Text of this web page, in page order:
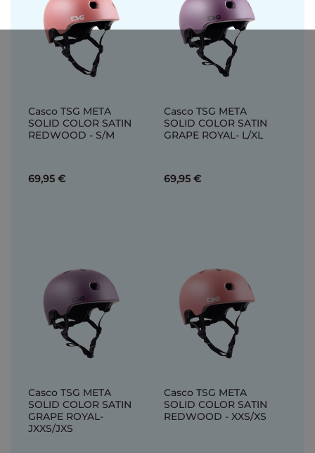
Casco TSG META
SOLID COLOR SATIN
REDWOOD - S/M
69,95 €
Casco TSG META
SOLID COLOR SATIN
GRAPE ROYAL- L/XL
69,95 €
Casco TSG META
SOLID COLOR SATIN
GRAPE ROYAL-
JXXS/JXS
Casco TSG META
SOLID COLOR SATIN
REDWOOD - XXS/XS